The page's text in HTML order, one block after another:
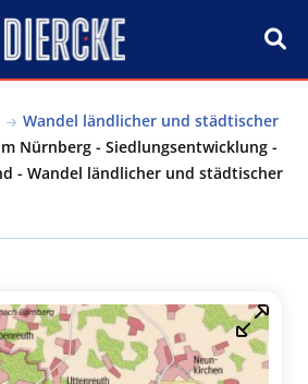
Wandel ländlicher und städtischer
Nürnberg - Siedlungsentwicklung -
- Wandel ländlicher und städtischer